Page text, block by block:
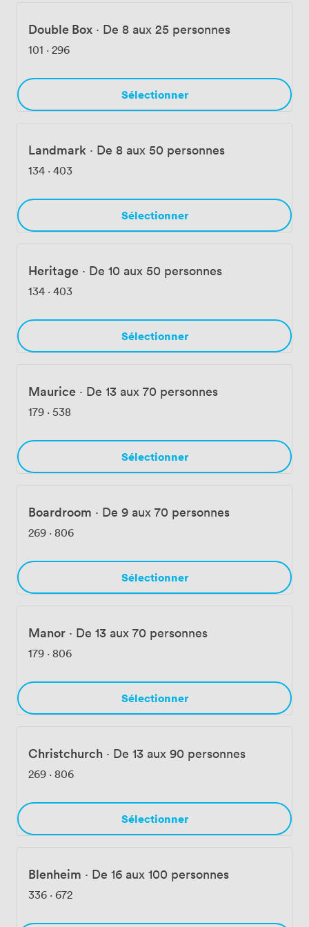
a workout at Park Club Gym. Whether you're planning a
product launch, wedding reception, awards ceremony,
focus on your guests. Our experienced events team
coordinates every detail, from room layouts to dietary
requirements, ensuring your event runs exactly as you
Double Box · De 8 aux 25 personnes
101 · 296
Sélectionner
Landmark · De 8 aux 50 personnes
134 · 403
Sélectionner
Heritage · De 10 aux 50 personnes
134 · 403
Sélectionner
Maurice · De 13 aux 70 personnes
179 · 538
Sélectionner
Boardroom · De 9 aux 70 personnes
269 · 806
Sélectionner
Manor · De 13 aux 70 personnes
179 · 806
Sélectionner
Christchurch · De 13 aux 90 personnes
269 · 806
Sélectionner
Blenheim · De 16 aux 100 personnes
336 · 672